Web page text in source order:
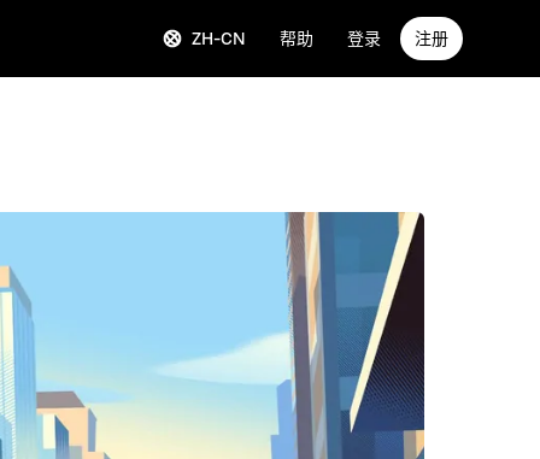
ZH-CN 帮助 登录 注册